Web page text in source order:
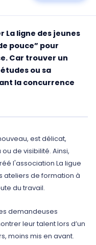
La ligne des jeunes
pouce” pour
Car trouver un
ou sa
la concurrence
est délicat,
de visibilité. Ainsi,
l'association La ligue
ateliers de formation à
du travail.
demandeuses
leur talent lors d’un
moins mis en avant.